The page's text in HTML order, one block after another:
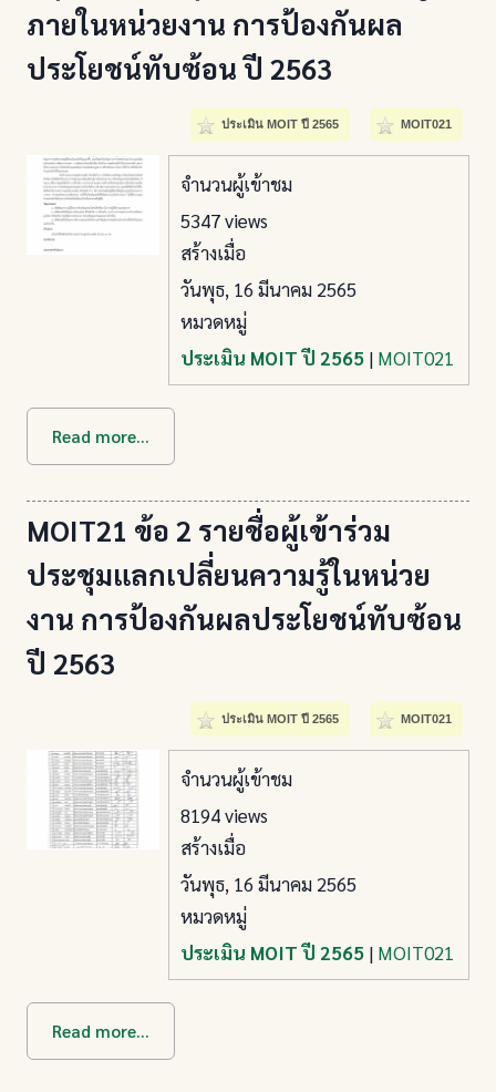
ภายในหน่วยงาน การป้องกันผล
ประโยชน์ทับซ้อน ปี 2563
MOIT021
ประเมิน MOIT ปี 2565
จำนวนผู้เข้าชม
5347 views
สร้างเมื่อ
วันพุธ, 16 มีนาคม 2565
หมวดหมู่
ประเมิน MOIT ปี 2565 | MOIT021
Read more...
MOIT21 ข้อ 2 รายชื่อผู้เข้าร่วม
ประชุมแลกเปลี่ยนความรู้ในหน่วย
งาน การป้องกันผลประโยชน์ทับซ้อน
ปี 2563
MOIT021
ประเมิน MOIT ปี 2565
จำนวนผู้เข้าชม
8194 views
สร้างเมื่อ
วันพุธ, 16 มีนาคม 2565
หมวดหมู่
ประเมิน MOIT ปี 2565 | MOIT021
Read more...